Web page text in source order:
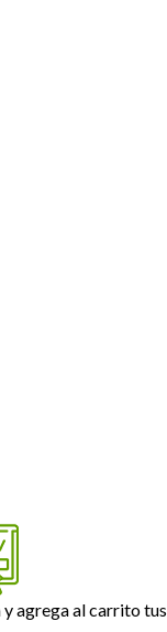
agrega al carrito tus